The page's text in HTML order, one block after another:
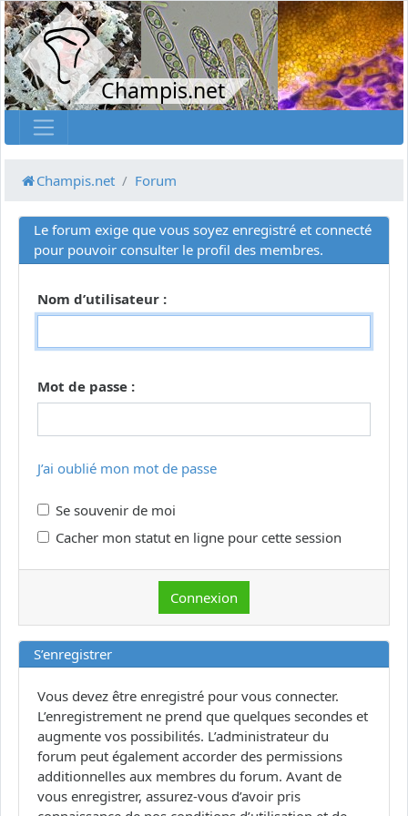
Champis.net
Champis.net Forum
Le forum exige que vous soyez enregistré et connecté
pour pouvoir consulter le profil des membres.
Nom d’utilisateur :
Mot de passe :
J’ai oublié mon mot de passe
Se souvenir de moi
Cacher mon statut en ligne pour cette session
S’enregistrer
Vous devez être enregistré pour vous connecter.
L’enregistrement ne prend que quelques secondes et
augmente vos possibilités. L’administrateur du
forum peut également accorder des permissions
additionnelles aux membres du forum. Avant de
vous enregistrer, assurez-vous d’avoir pris